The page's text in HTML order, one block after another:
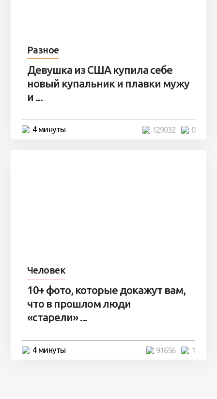
Разное
Девушка из США купила себе
новый купальник и плавки мужу
и ...
4 минуты 0
129032
Человек
10+ фото, которые докажут вам,
что в прошлом люди
«старели» ...
4 минуты 1
91656